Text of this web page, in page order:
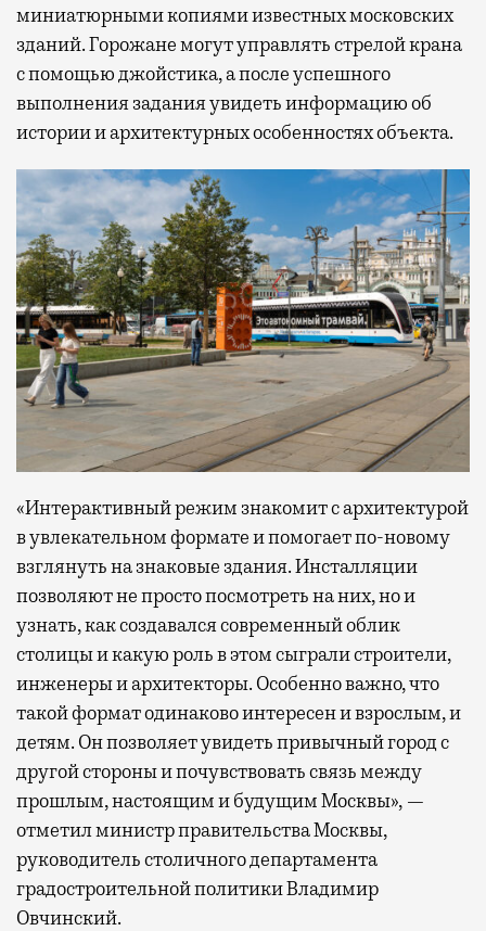
миниатюрными копиями известных московских
зданий. Горожане могут управлять стрелой крана
с помощью джойстика, а после успешного
выполнения задания увидеть информацию об
истории и архитектурных особенностях объекта.
«Интерактивный режим знакомит с архитектурой
в увлекательном формате и помогает по-новому
взглянуть на знаковые здания. Инсталляции
позволяют не просто посмотреть на них, но и
узнать, как создавался современный облик
столицы и какую роль в этом сыграли строители,
инженеры и архитекторы. Особенно важно, что
такой формат одинаково интересен и взрослым, и
детям. Он позволяет увидеть привычный город с
другой стороны и почувствовать связь между
прошлым, настоящим и будущим Москвы», —
отметил министр правительства Москвы,
руководитель столичного департамента
градостроительной политики Владимир
Овчинский.